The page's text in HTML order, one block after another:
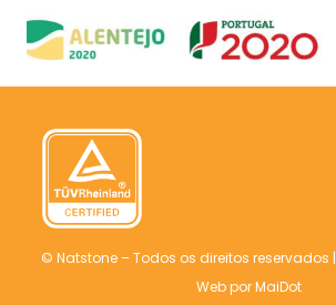
© Natstone – Todos os direitos reservados |
Webpor MaiDot